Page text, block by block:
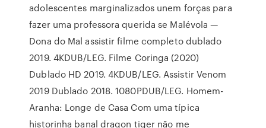
adolescentes marginalizados unem forças para
fazer uma professora querida se Malévola —
Dona do Mal assistir filme completo dublado
2019. 4KDUB/LEG. Filme Coringa (2020)
Dublado HD 2019. 4KDUB/LEG. Assistir Venom
2019 Dublado 2018. 1080PDUB/LEG. Homem-
Aranha: Longe de Casa Com uma típica
historinha banal dragon tiger não me